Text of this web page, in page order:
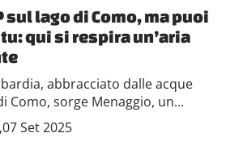
sul lago di Como, ma puoi
qui si respira un’aria
abbracciato dalle acque
Como, sorge Menaggio, un...
,07 Set 2025